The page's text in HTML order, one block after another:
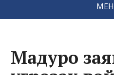
Мадуро